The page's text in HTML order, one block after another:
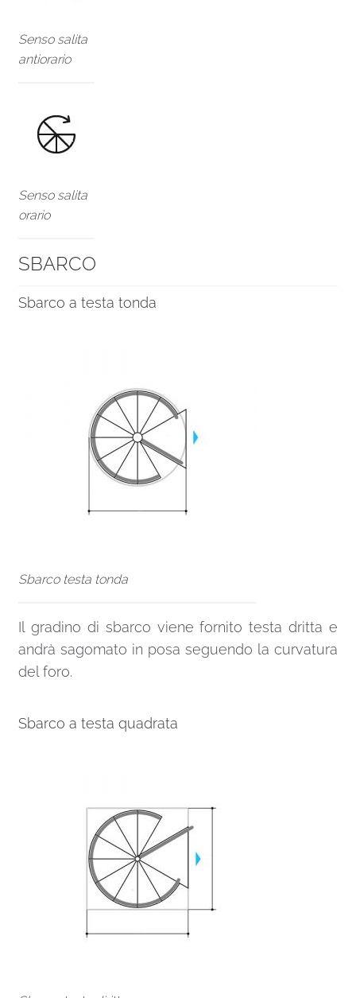
Senso salita
antiorario
Senso salita
orario
SBARCO
Sbarco a testa tonda
Sbarco testa tonda
Il gradino di sbarco viene fornito testa dritta e
andrà sagomato in posa seguendo la curvatura
del foro.
Sbarco a testa quadrata